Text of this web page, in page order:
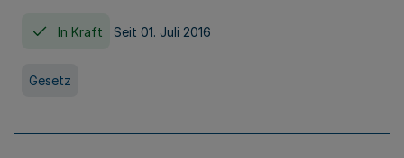
In Kraft Seit 01. Juli 2016
Gesetz